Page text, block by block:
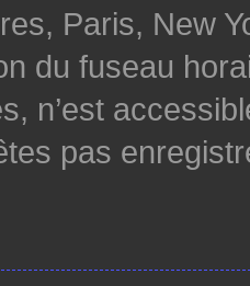
Paris, New
du fuseau
n’est
pas